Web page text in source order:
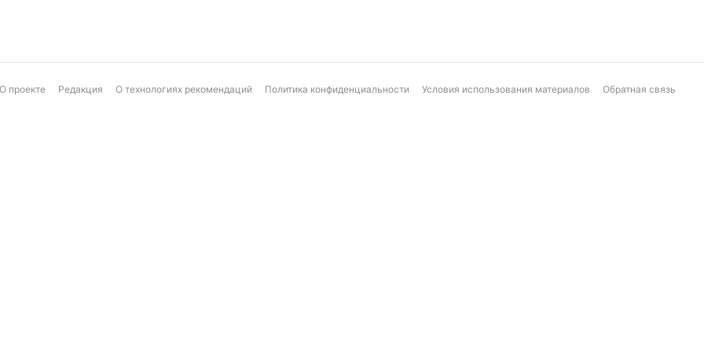
О проекте Редакция О технологиях рекомендаций Политика конфиденциальности Условия использования материалов Обратная связь